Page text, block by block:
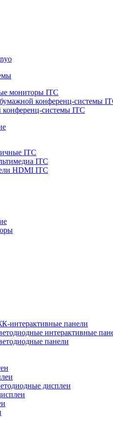
мониторы ITC
конференц-системы
системы ITC
ITC
ITC
HDMI ITC
интерактивные панели
интерактивные
панели
дисплеи